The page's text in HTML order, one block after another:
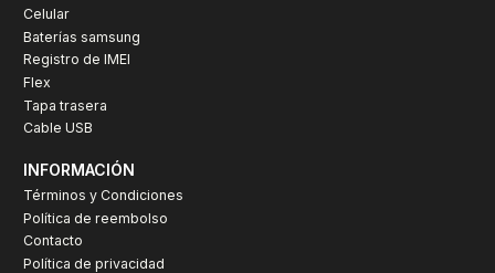
Celular
Baterías samsung
Registro de IMEI
Flex
Tapa trasera
Cable USB
INFORMACIÓN
Términos y Condiciones
Política de reembolso
Contacto
Política de privacidad